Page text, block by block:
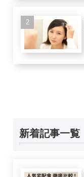
新着記事一覧